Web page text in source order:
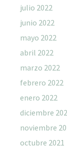
julio 2022
junio 2022
mayo 2022
abril 2022
marzo 2022
febrero 2022
enero 2022
diciembre
noviembre
octubre 2021